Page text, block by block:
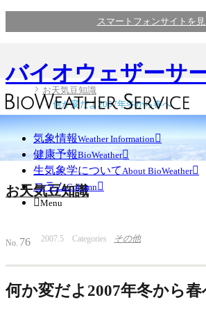
スマートフォンサイトを
バイオウェザーサ
気象情報Weather Information 
健康予報BioWeather
生気象学について About BioWeather
コラムColumn 
Menu
お天気豆知識
何か変だよ2007年冬から春へ
お天気豆知識
No. 76 2007.5 Categories その他
何か変だよ2007年冬から春